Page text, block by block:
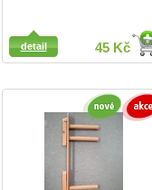
45 Kč
detail